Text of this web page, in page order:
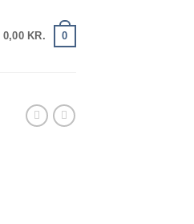
0,00 KR. 0